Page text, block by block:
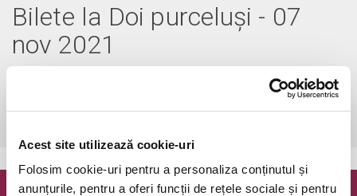
Acest site utilizează cookie-uri
Folosim cookie-uri pentru a personaliza conținutul și
anunțurile, pentru a oferi funcții de rețele sociale și pentru
Bilete la Doi purceluși - 07
nov 2021